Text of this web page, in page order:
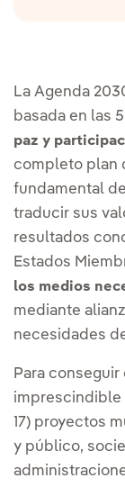
La Agenda
basada en las
paz y
completo plan
fundamental
traducir sus
resultados
Estados
los medios
mediante
necesidades
Para
imprescindible
17) proyectos
y público,